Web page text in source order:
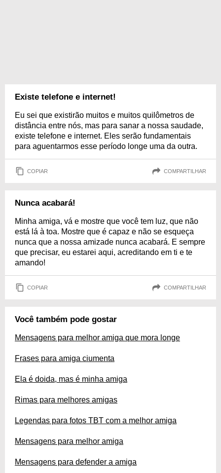
Existe telefone e internet!
Eu sei que existirão muitos e muitos quilômetros de
distância entre nós, mas para sanar a nossa saudade,
existe telefone e internet. Eles serão fundamentais
para aguentarmos esse período longe uma da outra.
COPIAR COMPARTILHAR
Nunca acabará!
Minha amiga, vá e mostre que você tem luz, que não
está lá à toa. Mostre que é capaz e não se esqueça
nunca que a nossa amizade nunca acabará. E sempre
que precisar, eu estarei aqui, acreditando em ti e te
amando!
COPIAR COMPARTILHAR
Você também pode gostar
Mensagens para melhor amiga que mora longe
Frases para amiga ciumenta
Ela é doida, mas é minha amiga
Rimas para melhores amigas
Legendas para fotos TBT com a melhor amiga
Mensagens para melhor amiga
Mensagens para defender a amiga